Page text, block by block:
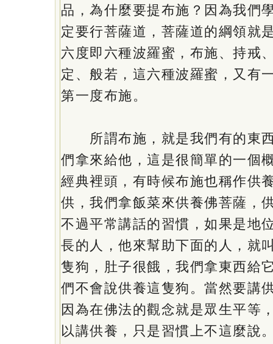
品，為什麼要提布施？因為我們
定要行菩薩道，菩薩道的綱領就
六度即六種波羅蜜，布施、持戒
定、般若，這六種波羅蜜，又有
第一度布施。
所謂布施，就是我們有的東
們拿來給他，這是很簡單的一個
經典裡頭，有時候布施也稱作供
供，我們拿飯菜來供養佛菩薩，
不過平常講話的習慣，如果是地
長的人，他來幫助下面的人，就
隻狗，肚子很餓，我們拿東西給
們不會說供養這隻狗。當然要講
因為在佛法的觀念就是眾生平等
以講供養，只是習慣上不這麼說